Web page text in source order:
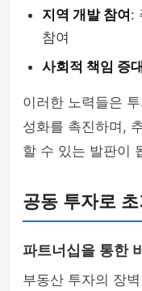
지역 개발 참여 :
참여
사회적 책임 증대
이러한 노력들은
성화를 촉진하며,
할 수 있는 발판이
공동 투자로
파트너십을 통한
부동산 투자의 장